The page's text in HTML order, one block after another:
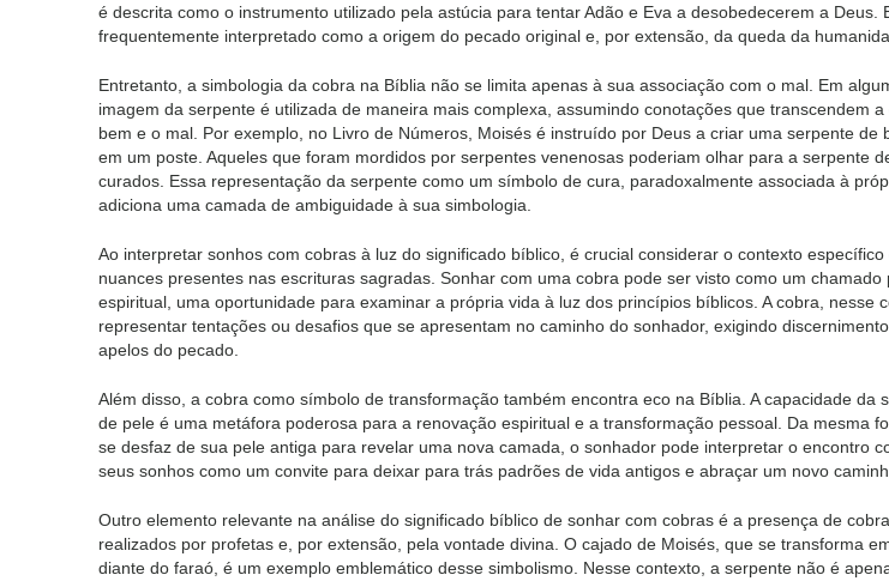
é descrita como o instrumento utilizado pela astúcia para tentar Adão e Eva a desobedecerem a Deus.
frequentemente interpretado como a origem do pecado original e, por extensão, da queda da
Entretanto, a simbologia da cobra na Bíblia não se limita apenas à sua associação com o mal. Em
imagem da serpente é utilizada de maneira mais complexa, assumindo conotações que transcendem
bem e o mal. Por exemplo, no Livro de Números, Moisés é instruído por Deus a criar uma serpente de
em um poste. Aqueles que foram mordidos por serpentes venenosas poderiam olhar para a serpente
curados. Essa representação da serpente como um símbolo de cura, paradoxalmente associada à
adiciona uma camada de ambiguidade à sua simbologia.
Ao interpretar sonhos com cobras à luz do significado bíblico, é crucial considerar o contexto
nuances presentes nas escrituras sagradas. Sonhar com uma cobra pode ser visto como um chamado
espiritual, uma oportunidade para examinar a própria vida à luz dos princípios bíblicos. A cobra, nesse
representar tentações ou desafios que se apresentam no caminho do sonhador, exigindo
apelos do pecado.
Além disso, a cobra como símbolo de transformação também encontra eco na Bíblia. A capacidade da
de pele é uma metáfora poderosa para a renovação espiritual e a transformação pessoal. Da mesma
se desfaz de sua pele antiga para revelar uma nova camada, o sonhador pode interpretar o encontro
seus sonhos como um convite para deixar para trás padrões de vida antigos e abraçar um novo
Outro elemento relevante na análise do significado bíblico de sonhar com cobras é a presença de
realizados por profetas e, por extensão, pela vontade divina. O cajado de Moisés, que se transforma
diante do faraó, é um exemplo emblemático desse simbolismo. Nesse contexto, a serpente não é